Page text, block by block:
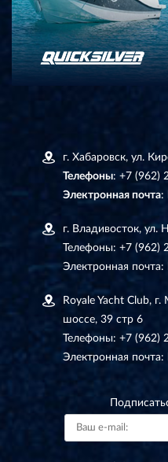
г. Хабаровск, ул.
Телефоны: +7 (962)
Электронная почта:
г. Владивосток, ул.
Телефоны: +7 (962)
Электронная почта:
Royale Yacht Club,
шоссе, 39 стр 6
Телефоны: +7 (962)
Электронная почта: